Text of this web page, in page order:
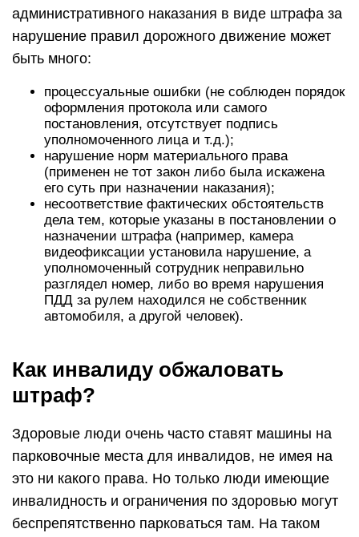
административного наказания в виде штрафа за
нарушение правил дорожного движение может
быть много:
процессуальные ошибки (не соблюден порядок
оформления протокола или самого
постановления, отсутствует подпись
уполномоченного лица и т.д.);
нарушение норм материального права
(применен не тот закон либо была искажена
его суть при назначении наказания);
несоответствие фактических обстоятельств
дела тем, которые указаны в постановлении о
назначении штрафа (например, камера
видеофиксации установила нарушение, а
уполномоченный сотрудник неправильно
разглядел номер, либо во время нарушения
ПДД за рулем находился не собственник
автомобиля, а другой человек).
Как инвалиду обжаловать
штраф?
Здоровые люди очень часто ставят машины на
парковочные места для инвалидов, не имея на
это ни какого права. Но только люди имеющие
инвалидность и ограничения по здоровью могут
беспрепятственно парковаться там. На таком